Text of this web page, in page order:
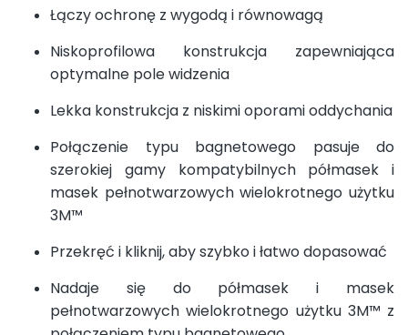
Łączy ochronę z wygodą i równowagą
Niskoprofilowa konstrukcja zapewniająca
optymalne pole widzenia
Lekka konstrukcja z niskimi oporami oddychania
Połączenie typu bagnetowego pasuje do
szerokiej gamy kompatybilnych półmasek i
masek pełnotwarzowych wielokrotnego użytku
3M™
Przekręć i kliknij, aby szybko i łatwo dopasować
Nadaje się do półmasek i masek
pełnotwarzowych wielokrotnego użytku 3M™ z